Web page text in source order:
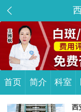
首页 简介 科室
西